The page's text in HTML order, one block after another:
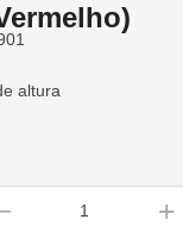
altura
+